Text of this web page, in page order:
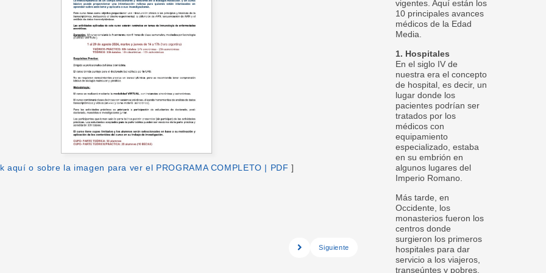
aquí o sobre la imagen para ver el PROGRAMA COMPLETO | PDF ]
Siguiente
vigentes. Aquí están los
10 principales avances
médicos de la Edad
Media.
1. Hospitales
En el siglo IV de
nuestra era el concepto
de hospital, es decir, un
lugar donde los
pacientes podrían ser
tratados por los
médicos con
equipamiento
especializado, estaba
en su embrión en
algunos lugares del
Imperio Romano.
Más tarde, en
Occidente, los
monasterios fueron los
centros donde
surgieron los primeros
hospitales para dar
servicio a los viajeros,
transeúntes y pobres.